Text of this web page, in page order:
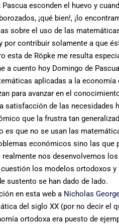
esconden el huevo y
¡qué bien!, ¡lo
sobre el uso de las
por contribuir solamente a que
esta de Röpke me resulta
a cuento hoy Domingo de
aplicadas a la
para avanzar en el
satisfacción de las
que la frustra tan
es que no se usan las
económicos sino las que
nos desenvolvemos
los modelos ortodoxos
sustento se han dado de lado.
en esta web a Nicholas
del siglo XX (por no decir el
ortodoxa era puesto de